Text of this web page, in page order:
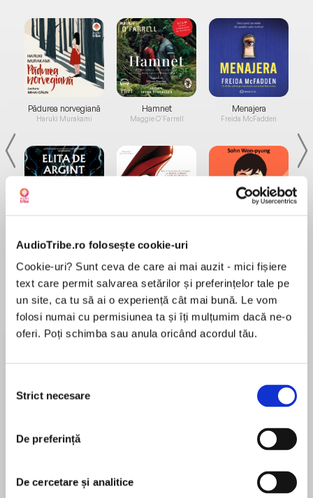
AudioTribe.ro folosește cookie-uri
Cookie-uri? Sunt ceva de care ai mai auzit - mici fișiere
text care permit salvarea setărilor și preferințelor tale pe
un site, ca tu să ai o experiență cât mai bună. Le vom
folosi numai cu permisiunea ta și îți mulțumim dacă ne-o
oferi. Poți schimba sau anula oricând acordul tău.
consimțământului
Strict necesare
De preferință
De cercetare și analitice
Pădurea norvegiană
Haruki Murakami
de...
Dani Francis
Hamnet
Maggie O'Farrell
la...
Lauren Weisberger
Menajera
Freida McFadden
Desprecarte
Digory Kirke şi Polly Plummer nici nu ajung să se
în cea mai spectaculoasă aventură a vieţii lor.
experimentul lui magic, cei doi copii rătăcesc pe
tărâmuri dintre cele mai stranii, stăpânite de
MAI MULT
În acest moment nu există recenzii